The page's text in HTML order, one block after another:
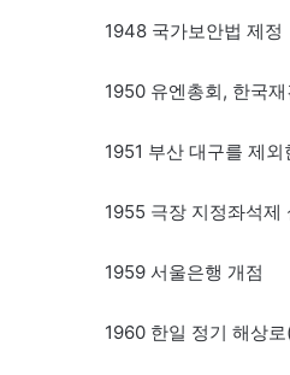
1948 국가보안법 제정
1950 유엔총회, 한국
1951 부산 대구를 제
1955 극장 지정좌석제
1959 서울은행 개점
1960 한일 정기 해상